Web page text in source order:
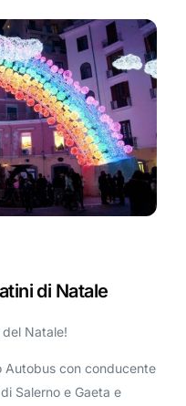
di Natale
Natale!
Autobus con conducente
Salerno e Gaeta e